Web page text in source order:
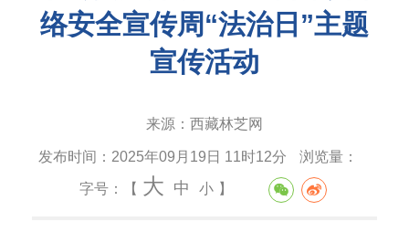
络安全宣传周“法治日”主题
宣传活动
来源： 西藏林芝网
发布时间： 2025年09月19日 11时12分 浏览量：
字号：【 大 中 小 】